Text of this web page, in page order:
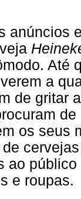
anúncios
Até
a
de gritar
os seus
de
ao
e roupas.